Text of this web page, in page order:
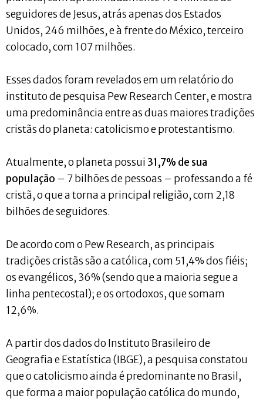
seguidores de Jesus, atrás apenas dos Estados
Unidos, 246 milhões, e à frente do México, terceiro
colocado, com 107 milhões.
Esses dados foram revelados em um relatório do
instituto de pesquisa Pew Research Center, e mostra
uma predominância entre as duas maiores tradições
cristãs do planeta: catolicismo e protestantismo.
Atualmente, o planeta possui31,7% de sua
população – 7 bilhões de pessoas – professando a fé
cristã, o que a torna a principal religião, com 2,18
bilhões de seguidores.
De acordo com o Pew Research, as principais
tradições cristãs são a católica, com 51,4% dos fiéis;
os evangélicos, 36% (sendo que a maioria segue a
linha pentecostal); e os ortodoxos, que somam
12,6%.
A partir dos dados do Instituto Brasileiro de
Geografia e Estatística (IBGE), a pesquisa constatou
que o catolicismo ainda é predominante no Brasil,
que forma a maior população católica do mundo,